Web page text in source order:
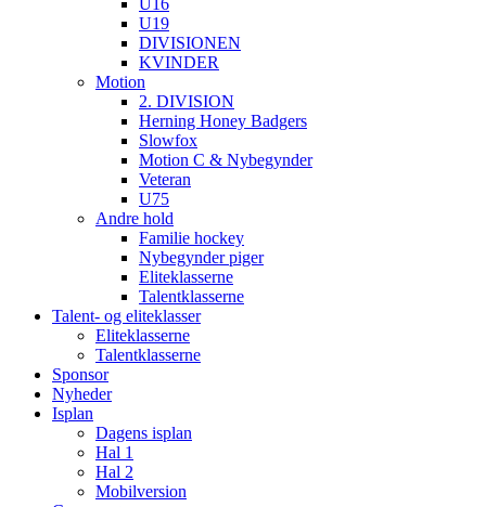
U16
U19
DIVISIONEN
KVINDER
Motion
2. DIVISION
Herning Honey Badgers
Slowfox
Motion C & Nybegynder
Veteran
U75
Andre hold
Familie hockey
Nybegynder piger
Eliteklasserne
Talentklasserne
Talent- og eliteklasser
Eliteklasserne
Talentklasserne
Sponsor
Nyheder
Isplan
Dagens isplan
Hal 1
Hal 2
Mobilversion